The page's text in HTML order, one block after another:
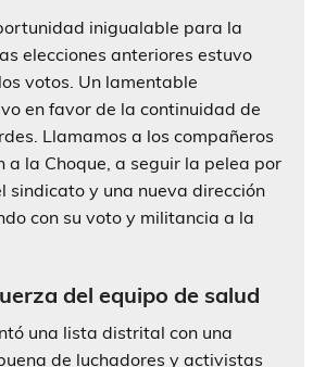
inigualable para la
elecciones anteriores estuvo
votos. Un lamentable
en favor de la continuidad de
Llamamos a los compañeros
a la Choque, a seguir la pelea por
sindicato y una nueva dirección
con su voto y militancia a la
del equipo de salud
una lista distrital con una
de luchadores y activistas